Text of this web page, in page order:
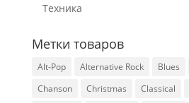
Техника
Метки товаров
Alt-Pop Alternative Rock Blues
Chanson
Christmas Classical